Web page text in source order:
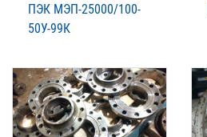
ПЭК МЭП-25000/100-
50У-99К